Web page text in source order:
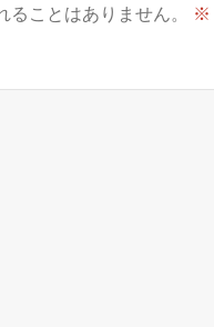
ことはありません。 ※